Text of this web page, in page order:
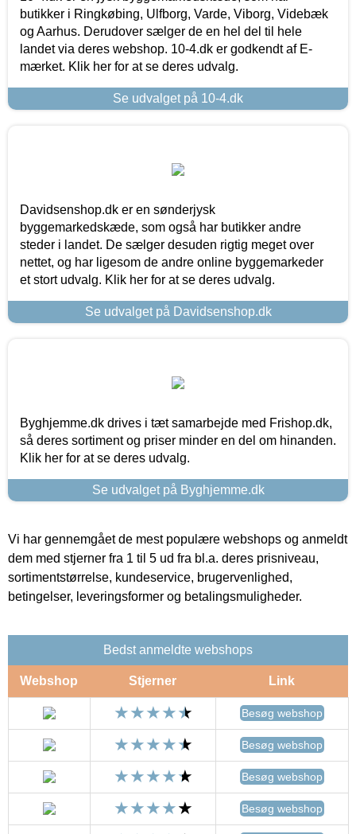
butikker i Ringkøbing, Ulfborg, Varde, Viborg, Videbæk
og Aarhus. Derudover sælger de en hel del til hele
landet via deres webshop. 10-4.dk er godkendt af E-
mærket. Klik her for at se deres udvalg.
Se udvalget på 10-4.dk
Davidsenshop.dk er en sønderjysk
byggemarkedskæde, som også har butikker andre
steder i landet. De sælger desuden rigtig meget over
nettet, og har ligesom de andre online byggemarkeder
et stort udvalg. Klik her for at se deres udvalg.
Se udvalget på Davidsenshop.dk
Byghjemme.dk drives i tæt samarbejde med Frishop.dk,
så deres sortiment og priser minder en del om hinanden.
Klik her for at se deres udvalg.
Se udvalget på Byghjemme.dk
Vi har gennemgået de mest populære webshops og anmeldt
dem med stjerner fra 1 til 5 ud fra bl.a. deres prisniveau,
sortimentstørrelse, kundeservice, brugervenlighed,
betingelser, leveringsformer og betalingsmuligheder.
Bedst anmeldte webshops
Webshop Stjerner Link
Besøg webshop
Besøg webshop
Besøg webshop
Besøg webshop